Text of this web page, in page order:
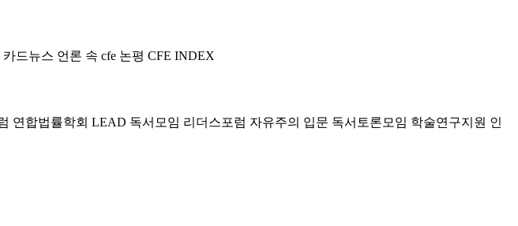
카드뉴스 언론 속 cfe 논평 CFE INDEX
연합법률학회 LEAD 독서모임 리더스포럼 자유주의 입문 독서토론모임 학술연구지원 인